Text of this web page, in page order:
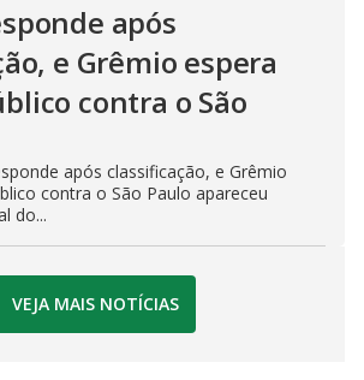
após
e Grêmio espera
contra o São
após classificação, e Grêmio
contra o São Paulo apareceu
do...
VEJA MAIS NOTÍCIAS